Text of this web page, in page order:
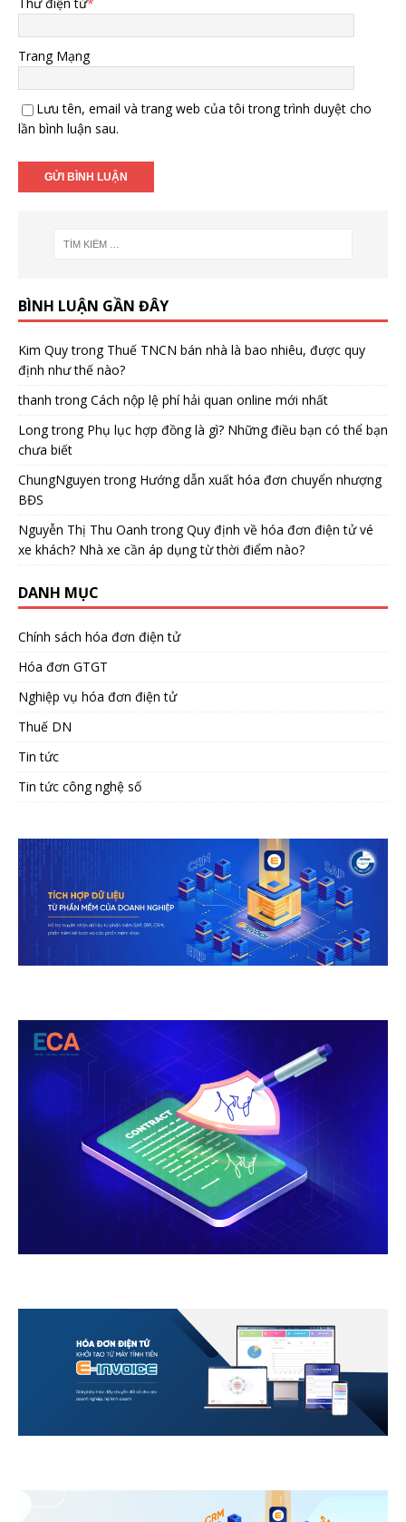
Trang Mạng
Lưu tên, email và trang web của tôi trong trình duyệt cho
lần bình luận sau.
BÌNH LUẬN GẦN ĐÂY
Kim Quytrong Thuế TNCN bán nhà là bao nhiêu, được quy
định như thế nào?
thanh trongCách nộp lệ phí hải quan online mới nhất
Longtrong Phụ lục hợp đồng là gì? Những điều bạn có thể bạn
chưa biết
ChungNguyen trong Hướng dẫn xuất hóa đơn chuyển nhượng
BĐS
Nguyễn Thị Thu Oanh trongQuy định về hóa đơn điện tử vé
xe khách? Nhà xe cần áp dụng từ thời điểm nào?
DANH MỤC
Chính sách hóa đơn điện tử
Hóa đơn GTGT
Nghiệp vụ hóa đơn điện tử
Thuế DN
Tin tức
Tin tức công nghệ số